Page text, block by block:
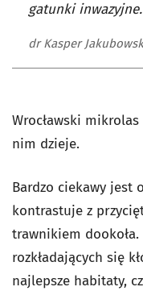
gatunki inwazyjne.
dr Kasper
Wrocławski
nim dzieje.
Bardzo ciekawy jest
kontrastuje z
trawnikiem
rozkładających się
najlepsze habitaty,